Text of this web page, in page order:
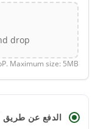
drop
Maximum size: 5MB.
الدفع عن طريق